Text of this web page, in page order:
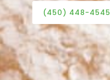
(450) 448-4545